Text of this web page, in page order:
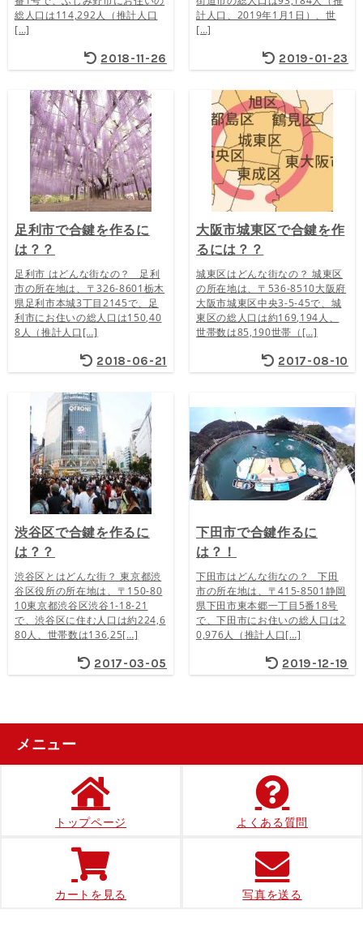
総人口は114,292人（推計人口
[…]
2018-11-26
計人口、2019年1月1日）、世
[…]
2019-01-23
足利市で合鍵を作るに
は？？
足利市 はどんな街なの？ 足利
市の所在地は、〒326-8601栃木
県足利市本城3丁目2145で、足
利市にお住いの総人口は150,40
8人（推計人口[…]
2018-06-21
大阪市城東区で合鍵を作
るには？？
城東区はどんな街なの？ 城東区
の所在地は、〒536-8510大阪府
大阪市城東区中央3-5-45で、城
東区の総人口は約169,194人、
世帯数は85,190世帯（[…]
2017-08-10
渋谷区で合鍵を作るに
は？？
渋谷区とはどんな街？ 東京都渋
谷区役所の所在地は、〒150-80
10東京都渋谷区渋谷1-18-21
で、渋谷区に住む人口は約224,6
80人、世帯数は136,25[…]
2017-03-05
下田市で合鍵作るに
は？！
下田市はどんな街なの？ 下田
市の所在地は、〒415-8501静岡
県下田市東本郷一丁目5番18号
で、下田市にお住いの総人口は2
0,976人（推計人口[…]
2019-12-19
メニュー
トップページ よくある質問
カートを見る 写真を送る